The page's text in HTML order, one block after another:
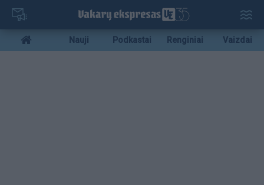
Pereiti
pagrindinį
turinį
Mobile
menu
Nauji Podkastai Renginiai Vaizdai